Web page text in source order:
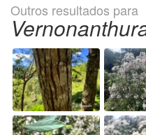
Outros resultados para